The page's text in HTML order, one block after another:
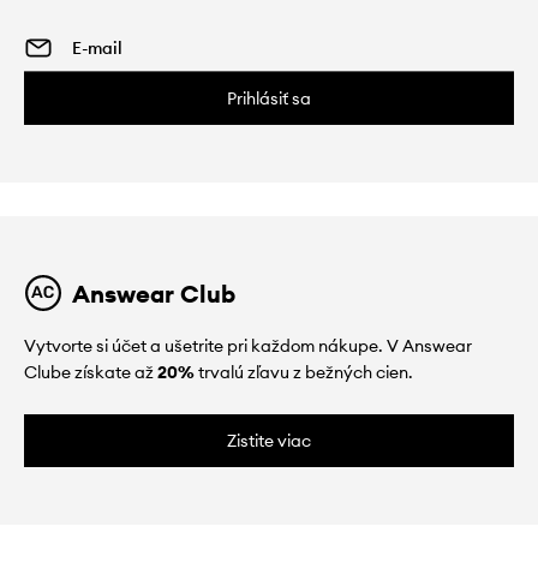
Prihlásiť sa
Answear Club
Vytvorte si účet a ušetrite pri každom nákupe. V Answear
Clube získate až20%trvalú zľavu z bežných cien.
Zistite viac